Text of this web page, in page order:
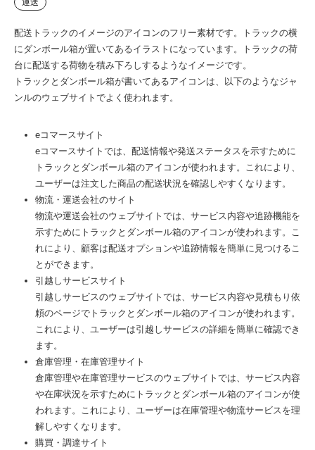
運送
配送トラックのイメージのアイコンのフリー素材です。トラックの横
にダンボール箱が置いてあるイラストになっています。トラックの荷
台に配送する荷物を積み下ろしするようなイメージです。
トラックとダンボール箱が書いてあるアイコンは、以下のようなジャ
ンルのウェブサイトでよく使われます。
eコマースサイト
eコマースサイトでは、配送情報や発送ステータスを示すために
トラックとダンボール箱のアイコンが使われます。これにより、
ユーザーは注文した商品の配送状況を確認しやすくなります。
物流・運送会社のサイト
物流や運送会社のウェブサイトでは、サービス内容や追跡機能を
示すためにトラックとダンボール箱のアイコンが使われます。こ
れにより、顧客は配送オプションや追跡情報を簡単に見つけるこ
とができます。
引越しサービスサイト
引越しサービスのウェブサイトでは、サービス内容や見積もり依
頼のページでトラックとダンボール箱のアイコンが使われます。
これにより、ユーザーは引越しサービスの詳細を簡単に確認でき
ます。
倉庫管理・在庫管理サイト
倉庫管理や在庫管理サービスのウェブサイトでは、サービス内容
や在庫状況を示すためにトラックとダンボール箱のアイコンが使
われます。これにより、ユーザーは在庫管理や物流サービスを理
解しやすくなります。
購買・調達サイト